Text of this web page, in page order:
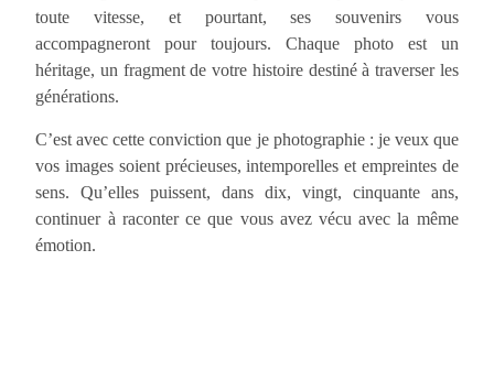
toute vitesse, et pourtant, ses souvenirs vous
accompagneront pour toujours. Chaque photo est un
héritage, un fragment de votre histoire destiné à traverser les
générations.
C’est avec cette conviction que je photographie : je veux que
vos images soient précieuses, intemporelles et empreintes de
sens. Qu’elles puissent, dans dix, vingt, cinquante ans,
continuer à raconter ce que vous avez vécu avec la même
émotion.